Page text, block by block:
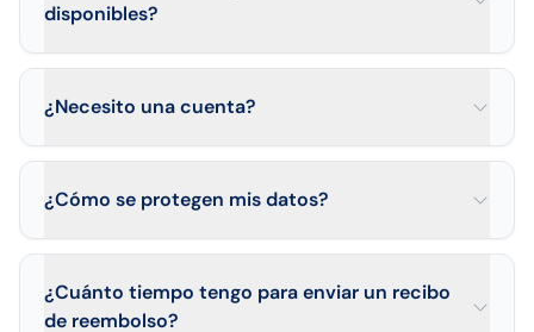
disponibles?
¿Necesito una cuenta?
¿Cómo se protegen mis datos?
¿Cuánto tiempo tengo para enviar un recibo
de reembolso?